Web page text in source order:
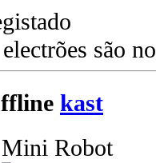
são
kast
Mini Robot